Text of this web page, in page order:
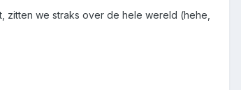
zitten we straks over de hele wereld (hehe,